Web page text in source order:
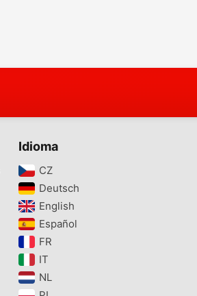
Idioma
CZ‎
Deutsch‎
English‎
Español‎
FR‎
IT‎
NL‎